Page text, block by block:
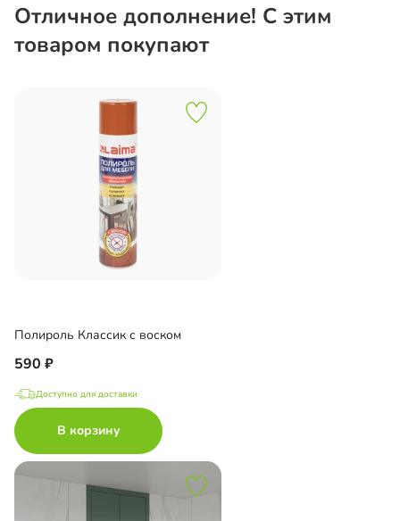
Отличное дополнение! С этим
товаром покупают
Полироль Классик с воском
590
Доступно для доставки
В корзину